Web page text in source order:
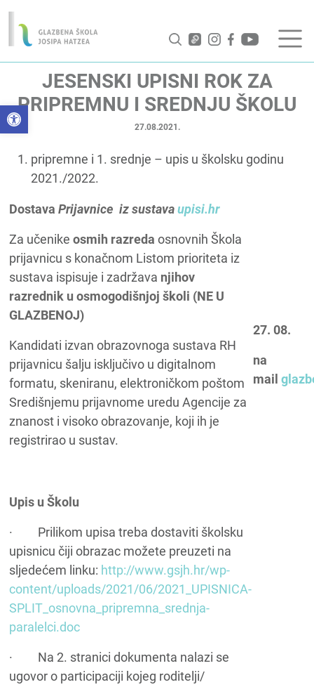
Open toolbar
JESENSKI UPISNI ROK ZA
PRIPREMNU I SREDNJU ŠKOLU
27.08.2021.
pripremne i 1. srednje – upis u školsku godinu
2021./2022.
Dostava Prijavnice iz sustavaupisi.hr
Za učenike osmih razreda osnovnih Škola
prijavnicu s konačnom Listom prioriteta iz
sustava ispisuje i zadržava njihov
razrednik u osmogodišnjoj školi (NE U
GLAZBENOJ)
Kandidati izvan obrazovnoga sustava RH
prijavnicu šalju isključivo u digitalnom
formatu, skeniranu, elektroničkom poštom
Središnjemu prijavnome uredu Agencije za
znanost i visoko obrazovanje, koji ih je
registrirao u sustav.
27. 08.
na
mail
Upis u Školu
· Prilikom upisa treba dostaviti školsku
upisnicu čiji obrazac možete preuzeti na
sljedećem linku: http://www.gsjh.hr/wp-
content/uploads/2021/06/2021_UPISNICA-
SPLIT_osnovna_pripremna_srednja-
paralelci.doc
· Na 2. stranici dokumenta nalazi se
ugovor o participaciji kojeg roditelji/